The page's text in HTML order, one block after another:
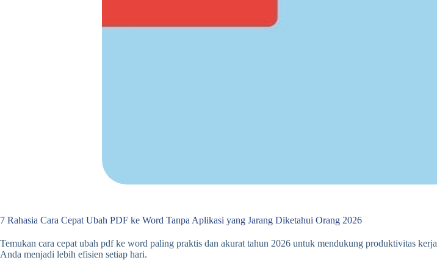
7 Rahasia Cara Cepat Ubah PDF ke Word Tanpa Aplikasi yang Jarang Diketahui Orang 2026
Temukan cara cepat ubah pdf ke word paling praktis dan akurat tahun 2026 untuk mendukung produktivitas kerja
Anda menjadi lebih efisien setiap hari.